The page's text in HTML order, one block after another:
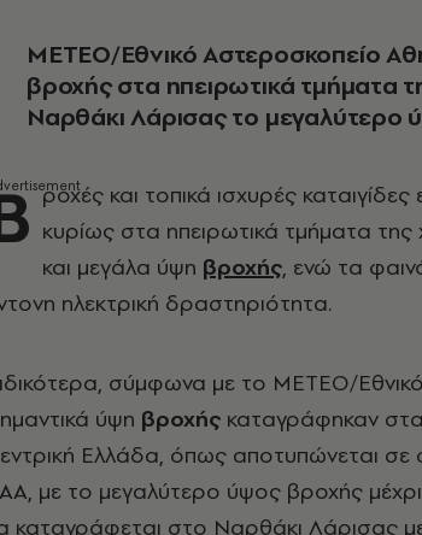
ΜΕΤΕΟ/Εθνικό Αστεροσκοπείο
βροχής στα ηπειρωτικά τμήματα
Ναρθάκι Λάρισας το μεγαλύτερο
ροχές και τοπικά ισχυρές
κυρίως στα ηπειρωτικά τμήματα
και μεγάλα ύψη βροχής, ενώ τα
ηλεκτρική δραστηριότητα.
σύμφωνα με το ΜΕΤΕΟ/
ύψη βροχής καταγράφηκαν στα
Ελλάδα, όπως αποτυπώνεται
με το μεγαλύτερο ύψος βροχής
καταγράφεται στο Ναρθάκι Λάρισας